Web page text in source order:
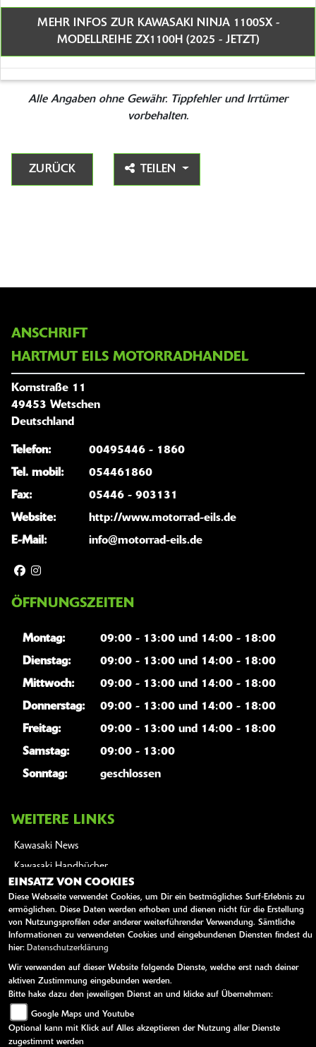
MEHR INFOS ZUR KAWASAKI NINJA 1100SX -
MODELLREIHE ZX1100H (2025 - JETZT)
Alle Angaben ohne Gewähr. Tippfehler und Irrtümer
vorbehalten.
ZURÜCK TEILEN
ANSCHRIFT
HARTMUT EILS MOTORRADHANDEL
Kornstraße 11
49453 Wetschen
Deutschland
Telefon:
00495446 - 1860
Tel. mobil:
054461860
Fax:
05446 - 903131
Website:
http://www.motorrad-eils.de
E-Mail:
info@motorrad-eils.de
ÖFFNUNGSZEITEN
Montag:
09:00 - 13:00 und 14:00 - 18:00
Dienstag:
09:00 - 13:00 und 14:00 - 18:00
Mittwoch:
09:00 - 13:00 und 14:00 - 18:00
Donnerstag:
09:00 - 13:00 und 14:00 - 18:00
Freitag:
09:00 - 13:00 und 14:00 - 18:00
Samstag:
09:00 - 13:00
Sonntag:
geschlossen
WEITERE LINKS
Kawasaki News
Kawasaki Handbücher
Kawasaki Bekleidung
Kawasaki Merchandise
EINSATZ VON COOKIES
Diese Webseite verwendet Cookies, um Dir ein bestmögliches Surf-Erlebnis zu
ermöglichen. Diese Daten werden erhoben und dienen nicht für die Erstellung
von Nutzungsprofilen oder anderer weiterführender Verwendung. Sämtliche
Informationen zu verwendeten Cookies und eingebundenen Diensten findest du
hier: Datenschutzerklärung
Wir verwenden auf dieser Website folgende Dienste, welche erst nach deiner
aktiven Zustimmung eingebunden werden.
Bitte hake dazu den jeweiligen Dienst an und klicke auf Übernehmen:
Google Maps und Youtube
Optional kann mit Klick auf Alles akzeptieren der Nutzung aller Dienste
zugestimmt werden